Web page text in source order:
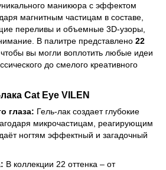
маникюра с эффектом
магнитным частицам в составе,
переливы и объемные 3D-узоры,
В палитре представлено 22
вы могли воплотить любые идеи
до смелого креативного
Cat Eye VILEN
глаза: Гель-лак создает глубокие
микрочастицам, реагирующим
ногтям эффектный и загадочный
В коллекции 22 оттенка – от